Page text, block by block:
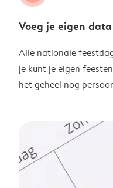
Voeg je eigen
Alle nationale
je kunt je eigen
het geheel nog